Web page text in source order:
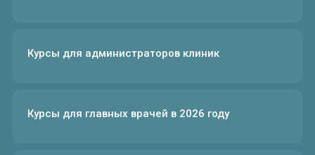
Курсы для администраторов клиник
Курсы для главных врачей в 2026 году